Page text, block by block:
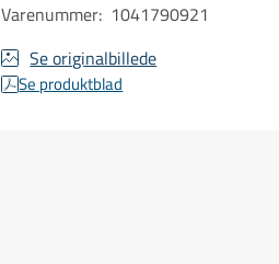
Varenummer: 1041790921
Se originalbillede
Se produktblad